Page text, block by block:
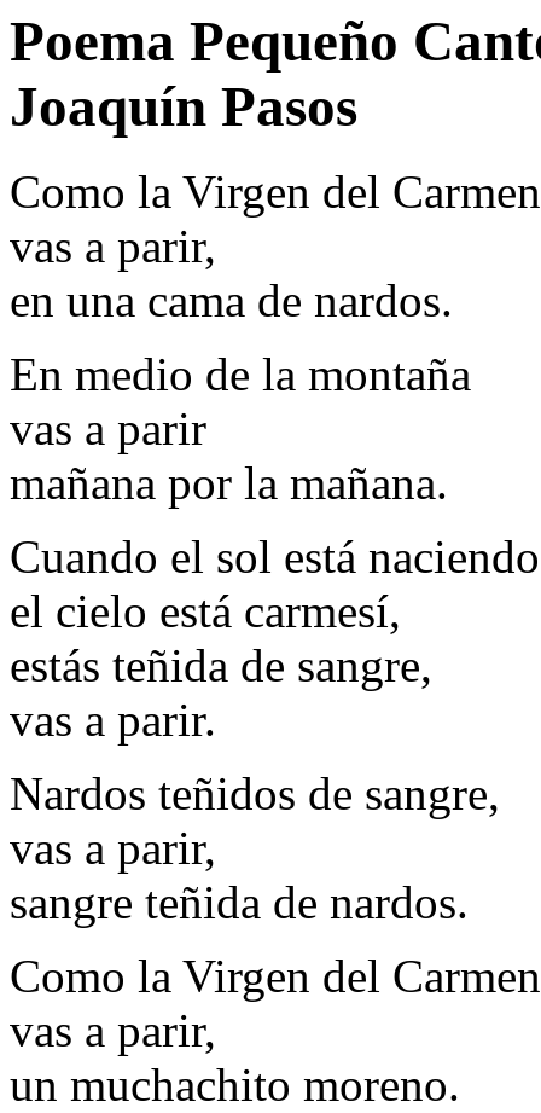
Poema Pequeño
Joaquín Pasos
Como la Virgen del Carmen
vas a parir,
en una cama de nardos.
En medio de la montaña
vas a parir
mañana por la mañana.
Cuando el sol está naciendo
el cielo está carmesí,
estás teñida de sangre,
vas a parir.
Nardos teñidos de sangre,
vas a parir,
sangre teñida de nardos.
Como la Virgen del Carmen
vas a parir,
un muchachito moreno.